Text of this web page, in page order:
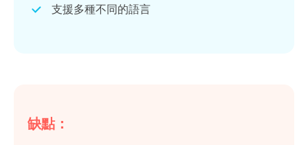
支援多種不同的語言
缺點：